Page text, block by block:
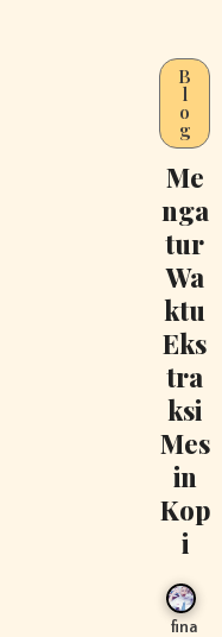
B
l
o
g
Me
nga
tur
Wa
ktu
Eks
tra
ksi
Mes
in
Kop
i
fina